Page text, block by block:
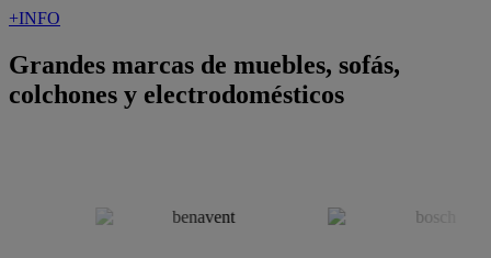
+INFO
Grandes marcas de muebles, sofás,
colchones y electrodomésticos